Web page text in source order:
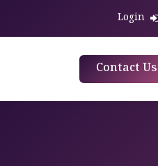
Login
Contact Us